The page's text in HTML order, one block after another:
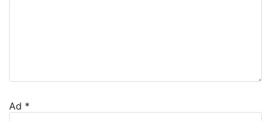
Ad *